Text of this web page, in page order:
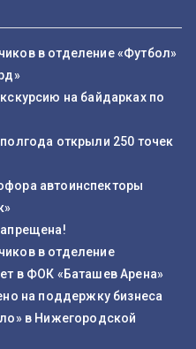
в отделение «Футбол»
на байдарках по
открыли 250 точек
автоинспекторы
в отделение
в ФОК «Баташев Арена»
на поддержку бизнеса
в Нижегородской